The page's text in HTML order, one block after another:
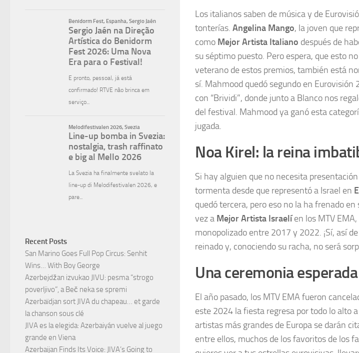
Los italianos saben de música y de
tonterías. Angelina Mango, la joven que
como Mejor Artista Italiano después de
su séptimo puesto. Pero espera, que esto
veterano de estos premios, también está
sí. Mahmood quedó segundo en
con “Brividi”, donde junto a Blanco nos
del festival. Mahmood ya ganó esta
jugada.
Noa Kirel: la reina
Si hay alguien que no necesita
tormenta desde que representó a Israel en
quedó tercera, pero eso no la ha frenado
vez a Mejor Artista Israelíen los MTV
monopolizado entre 2017 y 2022. ¡Sí, así
reinado y, conociendo su racha, no será
Una ceremonia
El año pasado, los MTV EMA fueron
este 2024 la fiesta regresa por todo lo alto a
artistas más grandes de Europa se darán
entre ellos, muchos de los favoritos de los
Recent Posts
San Marino Goes Full Pop Circus: Senhit
Wins… With Boy George
Azerbejdžan izvukao JIVU: pesma “strogo
poverljivo”, a Beč neka se spremi
Azerbaïdjan sort JIVA du chapeau… et garde
la chanson sous clé
JIVA es la elegida: Azerbaiyán vuelve al juego
grande en Viena
Azerbaijan Finds Its Voice: JIVA’s Going to